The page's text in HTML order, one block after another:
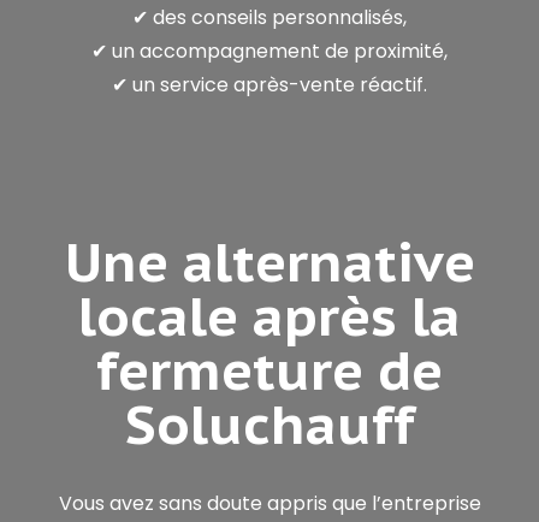
✔ des conseils personnalisés,
✔ un accompagnement de proximité,
✔ un service après-vente réactif.
Une alternative
locale après la
fermeture de
Soluchauff
Vous avez sans doute appris que l’entreprise